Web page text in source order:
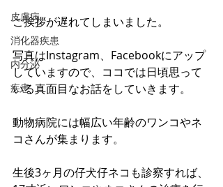
皮膚病
消化器疾患
内分泌
疾患
ご挨拶が遅れてしまいました。
写真はInstagram、Facebookにアップ
していますので、ココでは日頃思って
いる真面目なお話をしていきます。
動物病院には幅広い年齢のワンコやネ
コさんが集まります。
生後3ヶ月の仔犬仔ネコも診察すれば、